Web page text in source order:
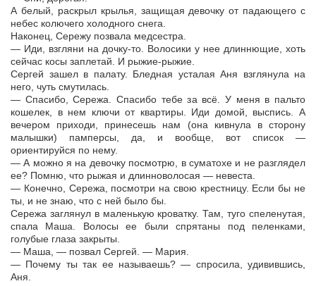
А белый, раскрыл крылья, защищая девочку от падающего с
небес колючего холодного снега.
Наконец, Сережу позвала медсестра.
— Иди, взгляни на дочку-то. Волосики у нее длиннющие, хоть
сейчас косы заплетай. И рыжие-рыжие.
Сергей зашел в палату. Бледная усталая Аня взглянула на
него, чуть смутилась.
— Спасибо, Сережа. Спасибо тебе за всё. У меня в пальто
кошелек, в нем ключи от квартиры. Иди домой, выспись. А
вечером приходи, принесешь нам (она кивнула в сторону
малышки) памперсы, да, и вообще, вот список —
ориентируйся по нему.
— А можно я на девочку посмотрю, в суматохе и не разглядел
ее? Помню, что рыжая и длинноволосая — невеста.
— Конечно, Сережа, посмотри на свою крестницу. Если бы не
ты, и не знаю, что с ней было бы.
Сережа заглянул в маленькую кроватку. Там, туго спеленутая,
спала Маша. Волосы ее были спрятаны под пеленками,
голубые глаза закрыты.
— Маша, — позвал Сергей. — Мария.
— Почему ты так ее называешь? — спросила, удивившись,
Аня.